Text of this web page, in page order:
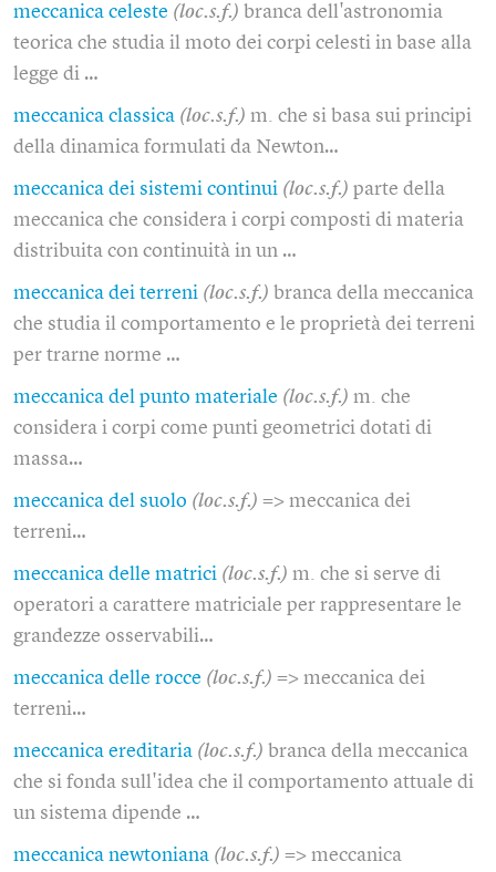
meccanica celeste (loc.s.f.) branca dell'astronomia
teorica che studia il moto dei corpi celesti in base alla
legge di …
meccanica classica (loc.s.f.) m. che si basa sui principi
della dinamica formulati da Newton…
meccanica dei sistemi continui (loc.s.f.) parte della
meccanica che considera i corpi composti di materia
distribuita con continuità in un …
meccanica dei terreni (loc.s.f.) branca della meccanica
che studia il comportamento e le proprietà dei terreni
per trarne norme …
meccanica del punto materiale (loc.s.f.) m. che
considera i corpi come punti geometrici dotati di
massa…
meccanica del suolo (loc.s.f.) => meccanica dei
terreni…
meccanica delle matrici (loc.s.f.) m. che si serve di
operatori a carattere matriciale per rappresentare le
grandezze osservabili…
meccanica delle rocce (loc.s.f.) => meccanica dei
terreni…
meccanica ereditaria (loc.s.f.) branca della meccanica
che si fonda sull'idea che il comportamento attuale di
un sistema dipende …
meccanica newtoniana (loc.s.f.) => meccanica